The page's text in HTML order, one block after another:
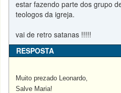
estar fazendo parte dos grupo
teologos da igreja.
vai de retro satanas !!!!!
RESPOSTA
Muito prezado Leonardo,
Salve Maria!